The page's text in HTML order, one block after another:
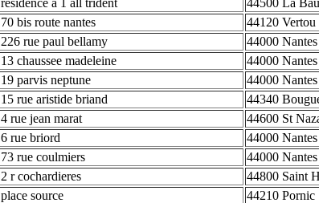
residence a 1 all trident
44500 La
70 bis route nantes
44120 Vertou
226 rue paul bellamy
44000 Nantes
13 chaussee madeleine
44000 Nantes
19 parvis neptune
44000 Nantes
15 rue aristide briand
44340
4 rue jean marat
44600 St
6 rue briord
44000 Nantes
73 rue coulmiers
44000 Nantes
2 r cochardieres
44800 Saint
place source
44210 Pornic